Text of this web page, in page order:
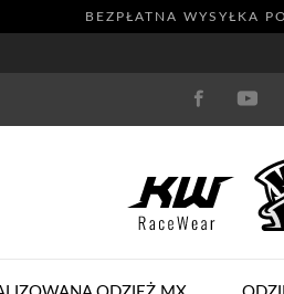
BEZPŁATNA WYSYŁKA